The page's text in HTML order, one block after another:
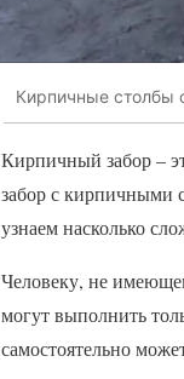
Кирпичные столбы
Кирпичный забор –
забор с кирпичными
узнаем насколько
Человеку, не
могут выполнить
самостоятельно